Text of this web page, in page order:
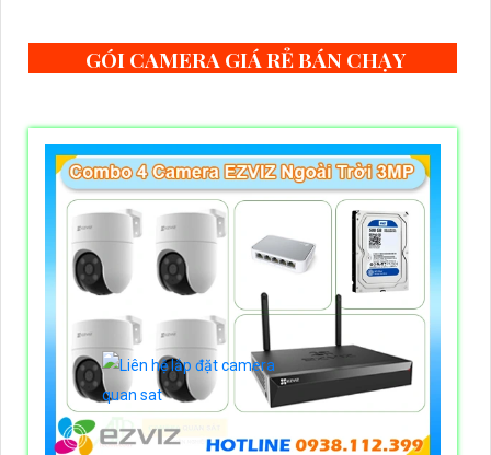
GÓI CAMERA GIÁ RẺ BÁN CHẠY